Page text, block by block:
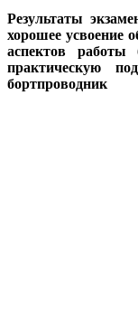
Результаты
хорошее усвоение
аспектов работы
практическую
бортпроводник